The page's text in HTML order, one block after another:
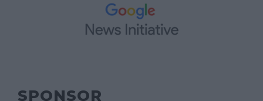
SPONSOR